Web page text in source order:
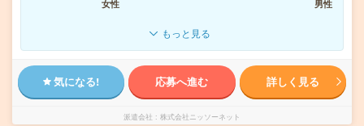
女性
男性
もっと見る
気になる! 応募へ進む 詳しく見る
派遣会社 株式会社ニッソーネット